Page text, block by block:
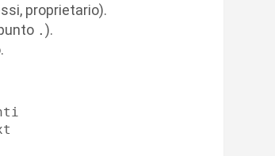
proprietario).
. ).